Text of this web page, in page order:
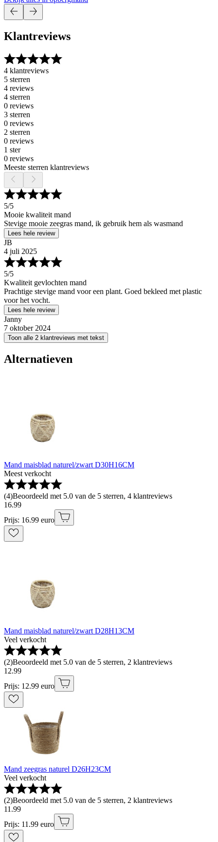
Klantreviews
4 klantreviews
5 sterren
4 reviews
4 sterren
0 reviews
3 sterren
0 reviews
2 sterren
0 reviews
1 ster
0 reviews
Meeste sterren klantreviews
5/5
Mooie kwaliteit mand
Stevige mooie zeegras mand, ik gebruik hem als wasmand
Lees hele review
JB
4 juli 2025
5/5
Kwaliteit gevlochten mand
Prachtige stevige mand voor een plant. Goed bekleed met plastic
voor het vocht.
Lees hele review
Janny
7 oktober 2024
Toon alle 2 klantreviews met tekst
Alternatieven
Mand maisblad naturel/zwart D30H16CM
Meest verkocht
(4)Beoordeeld met 5.0 van de 5 sterren, 4 klantreviews
16.99
Prijs: 16.99 euro
Mand maisblad naturel/zwart D28H13CM
Veel verkocht
(2)Beoordeeld met 5.0 van de 5 sterren, 2 klantreviews
12.99
Prijs: 12.99 euro
Mand zeegras naturel D26H23CM
Veel verkocht
(2)Beoordeeld met 5.0 van de 5 sterren, 2 klantreviews
11 .99
Prijs: 11.99 euro